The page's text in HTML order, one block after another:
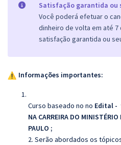
Satisfação garantida ou
Você poderá efetuar o
dinheiro de volta em até 7
satisfação garantida ou
Informações importantes:
Curso baseado no no Edital -
NA CARREIRA DO
PAULO ;
2. Serão abordados os